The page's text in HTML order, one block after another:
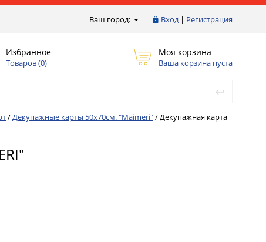
Ваш город: Вход| Регистрация
Избранное
Товаров (0)
Моя корзина
Ваша корзина пуста
/Декупажные карты 50х70см. "Maimeri"/Декупажная карта